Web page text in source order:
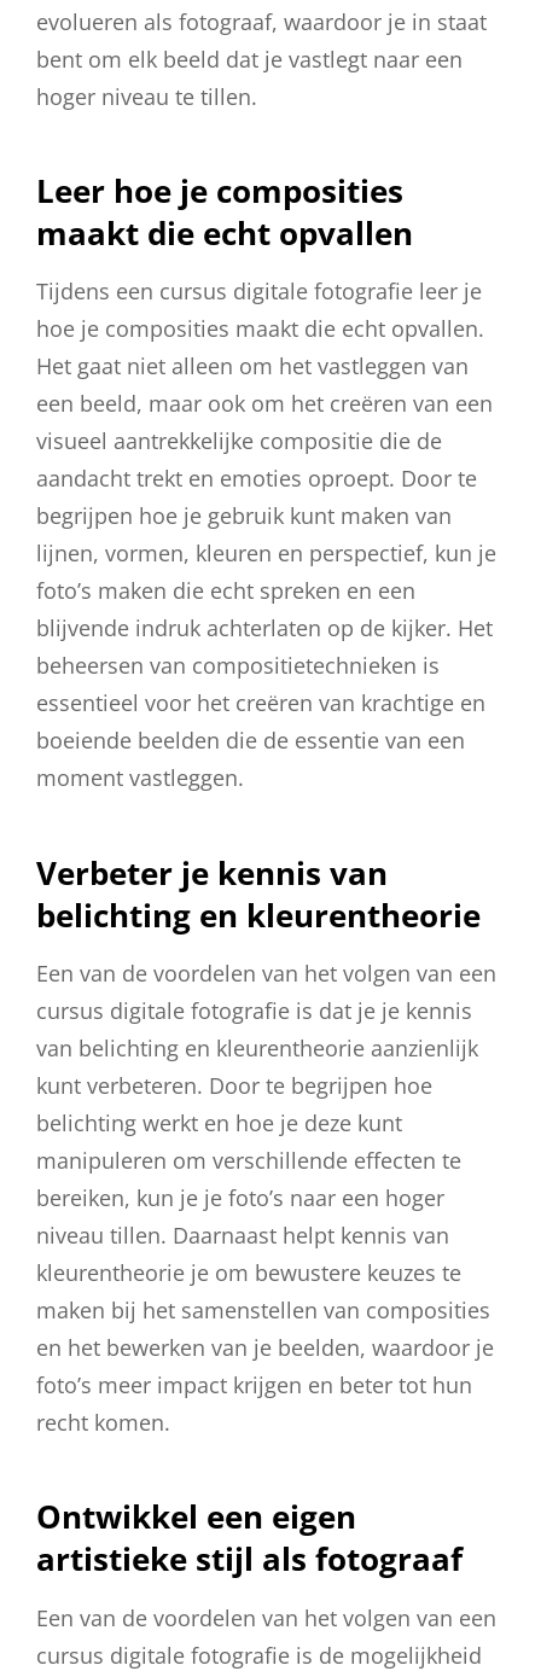
evolueren als fotograaf, waardoor je in staat
bent om elk beeld dat je vastlegt naar een
hoger niveau te tillen.
Leer hoe je composities
maakt die echt opvallen
Tijdens een cursus digitale fotografie leer je
hoe je composities maakt die echt opvallen.
Het gaat niet alleen om het vastleggen van
een beeld, maar ook om het creëren van een
visueel aantrekkelijke compositie die de
aandacht trekt en emoties oproept. Door te
begrijpen hoe je gebruik kunt maken van
lijnen, vormen, kleuren en perspectief, kun je
foto’s maken die echt spreken en een
blijvende indruk achterlaten op de kijker. Het
beheersen van compositietechnieken is
essentieel voor het creëren van krachtige en
boeiende beelden die de essentie van een
moment vastleggen.
Verbeter je kennis van
belichting en kleurentheorie
Een van de voordelen van het volgen van een
cursus digitale fotografie is dat je je kennis
van belichting en kleurentheorie aanzienlijk
kunt verbeteren. Door te begrijpen hoe
belichting werkt en hoe je deze kunt
manipuleren om verschillende effecten te
bereiken, kun je je foto’s naar een hoger
niveau tillen. Daarnaast helpt kennis van
kleurentheorie je om bewustere keuzes te
maken bij het samenstellen van composities
en het bewerken van je beelden, waardoor je
foto’s meer impact krijgen en beter tot hun
recht komen.
Ontwikkel een eigen
artistieke stijl als fotograaf
Een van de voordelen van het volgen van een
cursus digitale fotografie is de mogelijkheid